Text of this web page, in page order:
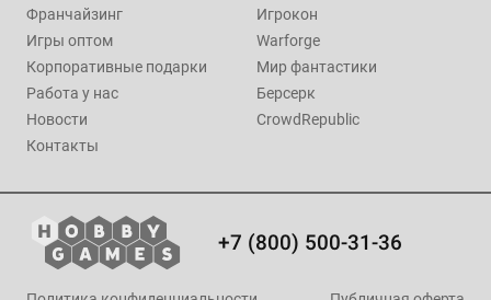
Франчайзинг
Игры оптом
Корпоративные подарки
Работа у нас
Новости
Контакты
Игрокон
Warforge
Мир фантастики
Берсерк
CrowdRepublic
+7 (800) 500-31-36